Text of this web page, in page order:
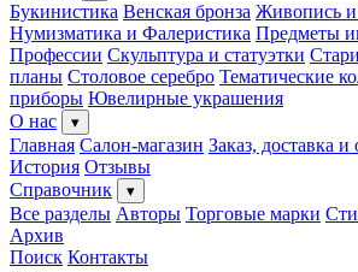
Букинистика Венская бронза Живопись и
Нумизматика и Фалеристика Предметы
Профессии Скульптура и статуэтки
планы Столовое серебро Тематические
приборы Ювелирные украшения
О нас
▾
Главная Салон-магазин Заказ, доставка и
История Отзывы
Справочник
▾
Все разделы Авторы Торговые марки
Архив
Поиск Контакты